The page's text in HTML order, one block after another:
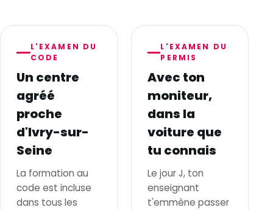
L'EXAMEN DU
CODE
Un centre
agréé
proche
d'Ivry-sur-
Seine
La formation au
code est incluse
dans tous les
L'EXAMEN DU
PERMIS
Avec ton
moniteur,
dans la
voiture que
tu connais
Le jour J, ton
enseignant
t'emmène passer